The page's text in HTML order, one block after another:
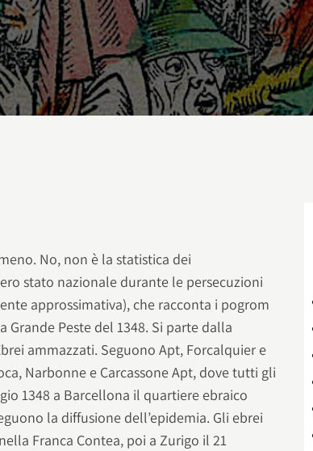
No, non è la statistica dei
stato nazionale durante le persecuzioni
approssimativa), che racconta i pogrom
Peste del 1348. Si parte dalla
ammazzati. Seguono Apt, Forcalquier e
Narbonne e Carcassone Apt, dove tutti gli
1348 a Barcellona il quartiere ebraico
la diffusione dell’epidemia. Gli ebrei
Franca Contea, poi a Zurigo il 21